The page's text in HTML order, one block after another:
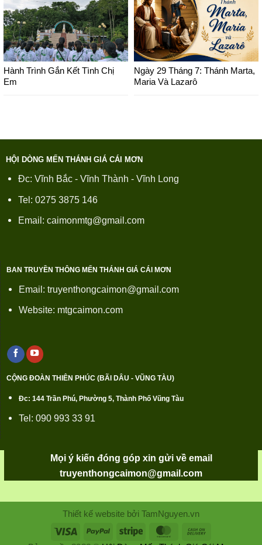
Hành Trình Gắn Kết Tình Chị
Em
Ngày 29 Tháng 7: Thánh Marta,
Maria Và Lazarô
HỘI DÒNG MẾN THÁNH GIÁ CÁI MƠN
Đc: Vĩnh Bắc - Vĩnh Thành - Vĩnh Long
Tel: 0275 3875 146
Email: caimonmtg@gmail.com
BAN TRUYỀN THÔNG MẾN THÁNH GIÁ CÁI MƠN
Email: truyenthongcaimon@gmail.com
Website: mtgcaimon.com
CỘNG ĐOÀN THIÊN PHÚC (BÃI DÂU - VŨNG TÀU)
Đc: 144 Trần Phú, Phường 5, Thành Phố Vũng Tàu
Tel: 090 993 33 91
Mọi ý kiến đóng góp xin gửi về email
truyenthongcaimon@gmail.com
Thiết kế website bởi TamNguyen.vn